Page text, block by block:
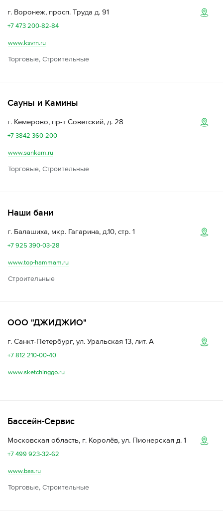
г. Воронеж, просп. Труда д. 91
+7 473 200-82-84
www.ksvrn.ru
Торговые, Строительные
Сауны и Камины
г. Кемерово, пр-т Советский, д. 28
+7 3842 360-200
www.sankam.ru
Торговые, Строительные
Наши бани
г. Балашиха, мкр. Гагарина, д.10, стр. 1
+7 925 390-03-28
www.top-hammam.ru
Строительные
ООО "ДЖИДЖИО"
г. Санкт-Петербург, ул. Уральская 13, лит. А
+7 812 210-00-40
www.sketchinggo.ru
Бассейн-Сервис
Московская область, г. Королёв, ул. Пионерская д. 1
+7 499 923-32-62
www.bas.ru
Торговые, Строительные